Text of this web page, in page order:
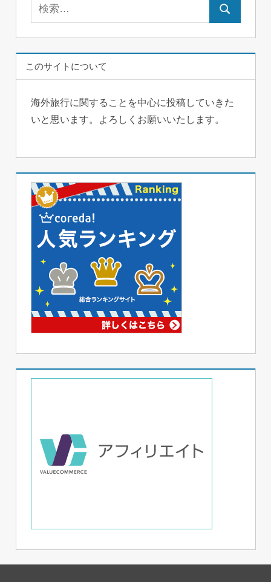
検
このサイトについて
海外旅行に関することを中心に投稿していきた
いと思います。よろしくお願いいたします。